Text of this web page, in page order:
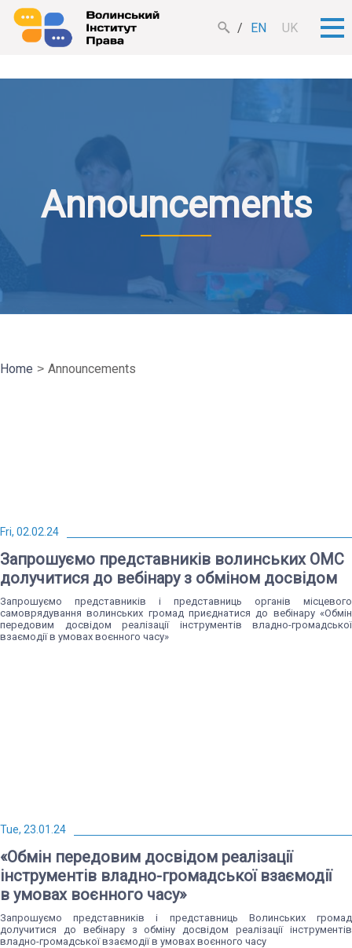
EN UK
Announcements
Home Announcements
Fri, 02.02.24
Запрошуємо представників волинських ОМС
долучитися до вебінару з обміном досвідом
Запрошуємо представників і представниць органів місцевого
самоврядування волинських громад приєднатися до вебінару «Обмін
передовим досвідом реалізації інструментів владно-громадської
взаємодії в умовах воєнного часу»
Tue, 23.01.24
«Обмін передовим досвідом реалізації
інструментів владно-громадської взаємодії
в умовах воєнного часу»
Запрошуємо представників і представниць Волинських громад
долучитися до вебінару з обміну досвідом реалізації інструментів
владно-громадської взаємодії в умовах воєнного часу